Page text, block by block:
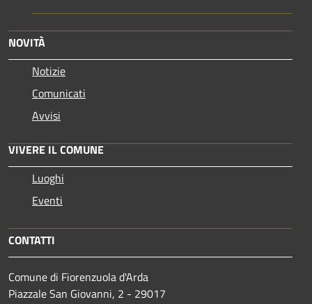
NOVITÀ
Notizie
Comunicati
Avvisi
VIVERE IL COMUNE
Luoghi
Eventi
CONTATTI
Comune di Fiorenzuola d'Arda
Piazzale San Giovanni, 2 - 29017